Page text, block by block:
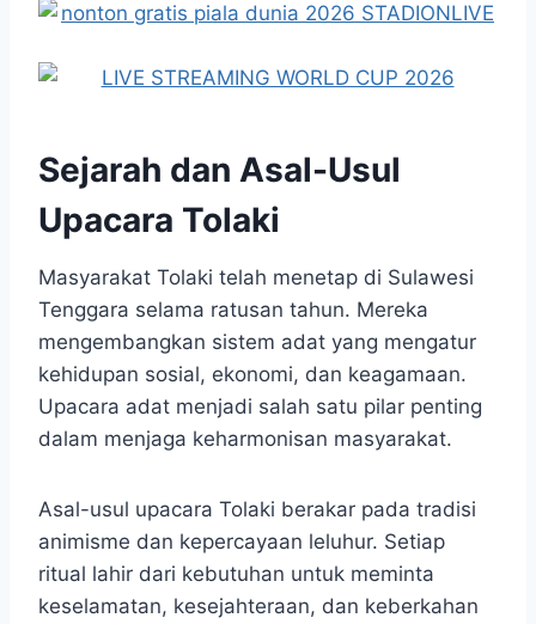
Sejarah dan Asal-Usul
Upacara Tolaki
Masyarakat Tolaki telah menetap di Sulawesi
Tenggara selama ratusan tahun. Mereka
mengembangkan sistem adat yang mengatur
kehidupan sosial, ekonomi, dan keagamaan.
Upacara adat menjadi salah satu pilar penting
dalam menjaga keharmonisan masyarakat.
Asal-usul upacara Tolaki berakar pada tradisi
animisme dan kepercayaan leluhur. Setiap
ritual lahir dari kebutuhan untuk meminta
keselamatan, kesejahteraan, dan keberkahan